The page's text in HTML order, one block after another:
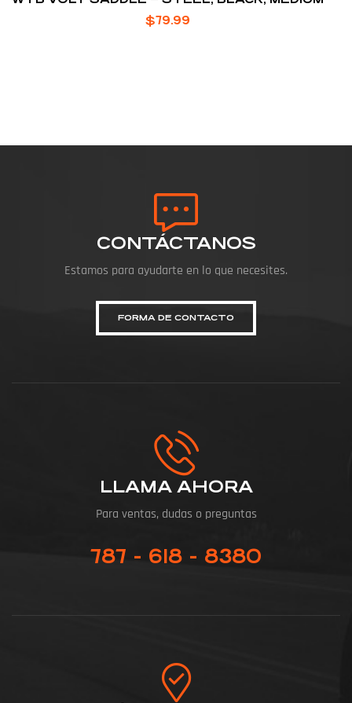
$79.99
CONTÁCTANOS
Estamos para ayudarte en lo que necesites.
FORMA DE CONTACTO
LLAMA AHORA
Para ventas, dudas o preguntas
787 - 618 - 8380